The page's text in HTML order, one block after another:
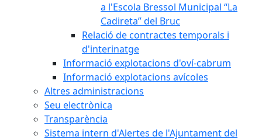
a l'Escola Bressol Municipal “La
Cadireta” del Bruc
Relació de contractes temporals i
d'interinatge
Informació explotacions d'oví-cabrum
Informació explotacions avícoles
Altres administracions
Seu electrònica
Transparència
Sistema intern d'Alertes de l'Ajuntament del